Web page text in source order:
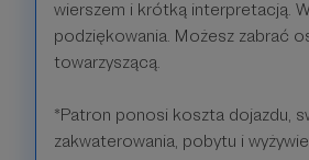
wierszem i krótką interpretacją.
podziękowania. Możesz zabrać
towarzyszącą.
*Patron ponosi koszta dojazdu,
zakwaterowania, pobytu i